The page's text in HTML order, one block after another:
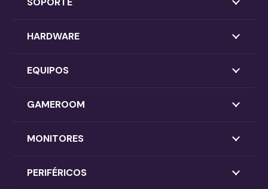
HARDWARE
EQUIPOS
GAMEROOM
MONITORES
PERIFÉRICOS